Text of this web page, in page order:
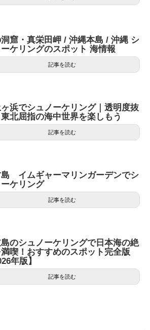
窟・真栄田岬 / 沖縄本島 / 沖縄 シ
ーケリングのスポット 海情報
記事を読む
浜でシュノーケリング｜透明度抜
北屈指の海中世界を楽しもう
記事を読む
イムギャーマリンガーデンでシ
ケリング
記事を読む
島のシュノーケリングで日本海の絶
喫！おすすめのスポット完全版
年版】
記事を読む